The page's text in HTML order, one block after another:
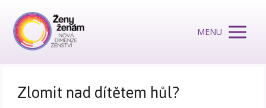
MENU
Zlomit nad dítětem hůl?